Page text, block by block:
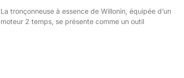
La tronçonneuse à essence de Willonin, équipée d’un
moteur 2 temps, se présente comme un outil